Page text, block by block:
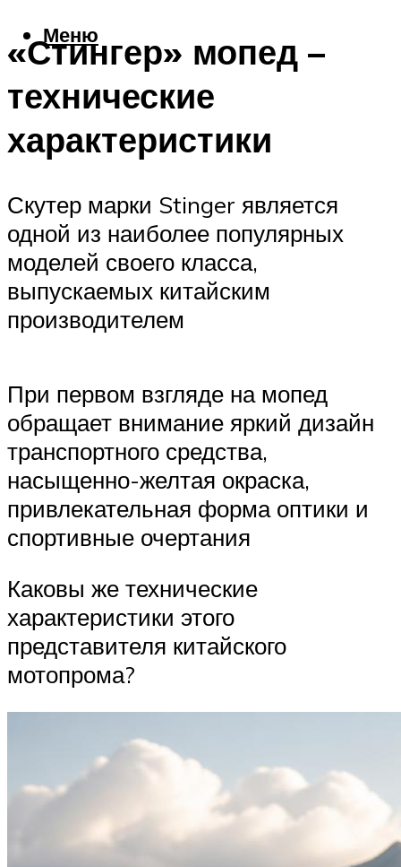
Меню
«Стингер» мопед –
технические
характеристики
Скутер марки Stinger является
одной из наиболее популярных
моделей своего класса,
выпускаемых китайским
производителем
При первом взгляде на мопед
обращает внимание яркий дизайн
транспортного средства,
насыщенно-желтая окраска,
привлекательная форма оптики и
спортивные очертания
Каковы же технические
характеристики этого
представителя китайского
мотопрома?